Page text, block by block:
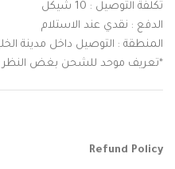
تكلفة التوصيل : 10 شيكل
الدفع : نقدي عند الاستلام
المنطقة : التوصيل داخل مدينة
*تعريف موحد للشحن بغض النظر
Refund Policy